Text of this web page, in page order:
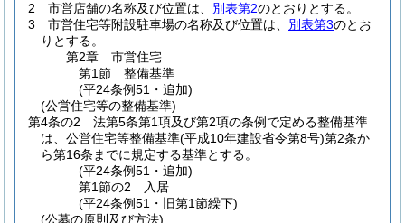
2
市営店舗の名称及び位置は、 別表第2のとおりとする。
3
市営住宅等附設駐車場の名称及び位置は、 別表第3のとお
りとする。
第2章
市営住宅
第1節
整備基準
(平24条例51・追加)
(公営住宅等の整備基準)
第4条の2
法第5条第1項及び第2項の条例で定める整備基準
は、公営住宅等整備基準(平成10年建設省令第8号)第2条か
ら第16条までに規定する基準とする。
(平24条例51・追加)
第1節の2
入居
(平24条例51・旧第1節繰下)
(公募の原則及び方法)